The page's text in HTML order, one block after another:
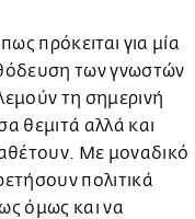
πρόκειται για μία
των γνωστών
τη σημερινή
θεμιτά αλλά και
Με μοναδικό
πολιτικά
όμως και να